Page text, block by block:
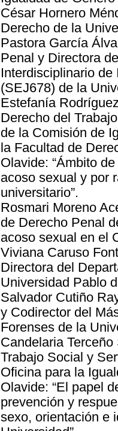
César Hornero
Derecho de la
Pastora García
Penal y Directora
Interdisciplinario
(SEJ678) de la
Estefanía
Derecho del
de la Comisión de
la Facultad de
Olavide: “Ámbito
acoso sexual y por
universitario”.
Rosmari Moreno
de Derecho Penal
acoso sexual en el
Viviana Caruso
Directora del
Universidad Pablo
Salvador Cutiño
y Codirector del
Forenses de la
Candelaria
Trabajo Social y
Oficina para la
Olavide: “El papel
prevención y
sexo, orientación e